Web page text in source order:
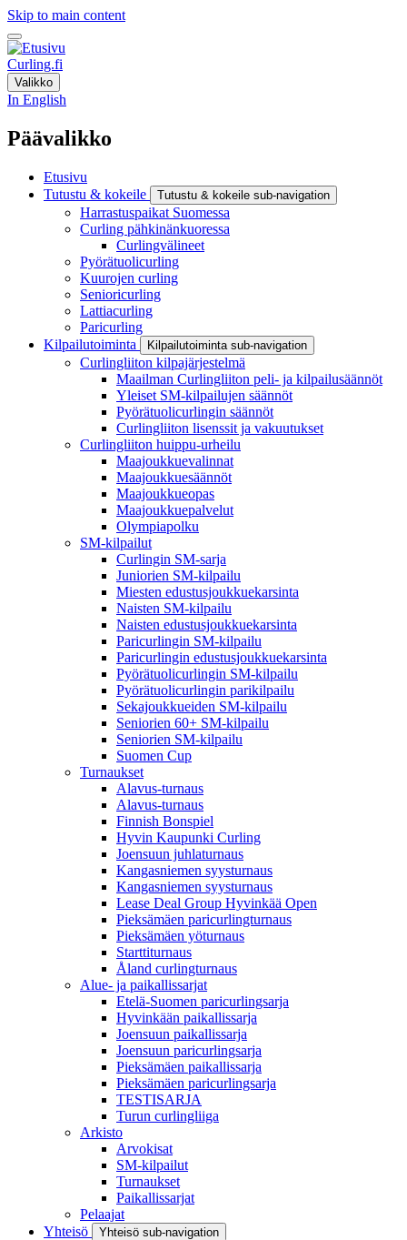
Skip to main content
Curling.fi
Valikko
In English
Päävalikko
Etusivu
Tutustu & kokeile
Tutustu & kokeile sub-navigation
Harrastuspaikat Suomessa
Curling pähkinänkuoressa
Curlingvälineet
Pyörätuolicurling
Kuurojen curling
Senioricurling
Lattiacurling
Paricurling
Kilpailutoiminta
Kilpailutoiminta sub-navigation
Curlingliiton kilpajärjestelmä
Maailman Curlingliiton peli- ja kilpailusäännöt
Yleiset SM-kilpailujen säännöt
Pyörätuolicurlingin säännöt
Curlingliiton lisenssit ja vakuutukset
Curlingliiton huippu-urheilu
Maajoukkuevalinnat
Maajoukkuesäännöt
Maajoukkueopas
Maajoukkuepalvelut
Olympiapolku
SM-kilpailut
Curlingin SM-sarja
Juniorien SM-kilpailu
Miesten edustusjoukkuekarsinta
Naisten SM-kilpailu
Naisten edustusjoukkuekarsinta
Paricurlingin SM-kilpailu
Paricurlingin edustusjoukkuekarsinta
Pyörätuolicurlingin SM-kilpailu
Pyörätuolicurlingin parikilpailu
Sekajoukkueiden SM-kilpailu
Seniorien 60+ SM-kilpailu
Seniorien SM-kilpailu
Suomen Cup
Turnaukset
Alavus-turnaus
Alavus-turnaus
Finnish Bonspiel
Hyvin Kaupunki Curling
Joensuun juhlaturnaus
Kangasniemen syysturnaus
Kangasniemen syysturnaus
Lease Deal Group Hyvinkää Open
Pieksämäen paricurlingturnaus
Pieksämäen yöturnaus
Starttiturnaus
Åland curlingturnaus
Alue- ja paikallissarjat
Etelä-Suomen paricurlingsarja
Hyvinkään paikallissarja
Joensuun paikallissarja
Joensuun paricurlingsarja
Pieksämäen paikallissarja
Pieksämäen paricurlingsarja
TESTISARJA
Turun curlingliiga
Arkisto
Arvokisat
SM-kilpailut
Turnaukset
Paikallissarjat
Pelaajat
Yhteisö
Yhteisö sub-navigation